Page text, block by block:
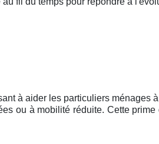
à aider les particuliers ménages
ou à mobilité réduite. Cette